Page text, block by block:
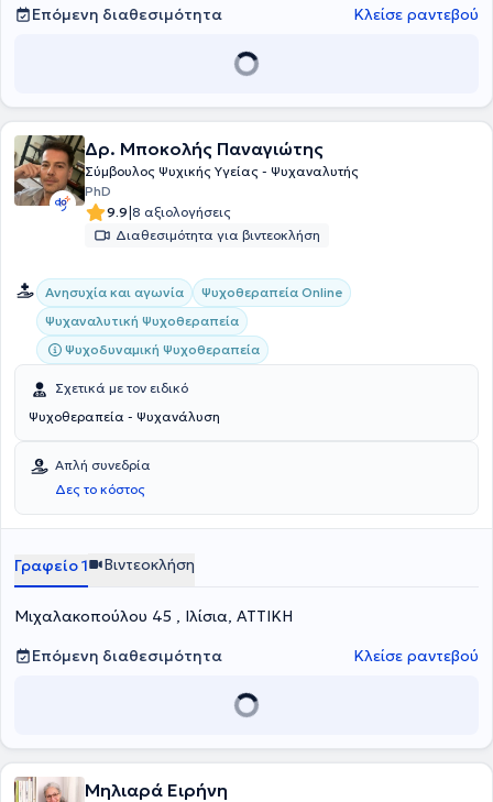
Επόμενη διαθεσιμότητα
Κλείσε ραντεβού
Δρ. Μποκολής Παναγιώτης
Σύμβουλος Ψυχικής Υγείας - Ψυχαναλυτής
PhD
9.9|8 αξιολογήσεις
Διαθεσιμότητα για βιντεοκλήση
Ανησυχία και αγωνία
Ψυχοθεραπεία Online
Ψυχαναλυτική Ψυχοθεραπεία
Ψυχοδυναμική Ψυχοθεραπεία
Σχετικά με τον ειδικό
Ψυχοθεραπεία - Ψυχανάλυση
Απλή συνεδρία
Δες το κόστος
Γραφείο 1 Βιντεοκλήση
Μιχαλακοπούλου 45 , Ιλίσια, ΑΤΤΙΚΗ
Επόμενη διαθεσιμότητα
Κλείσε ραντεβού
Μηλιαρά Ειρήνη